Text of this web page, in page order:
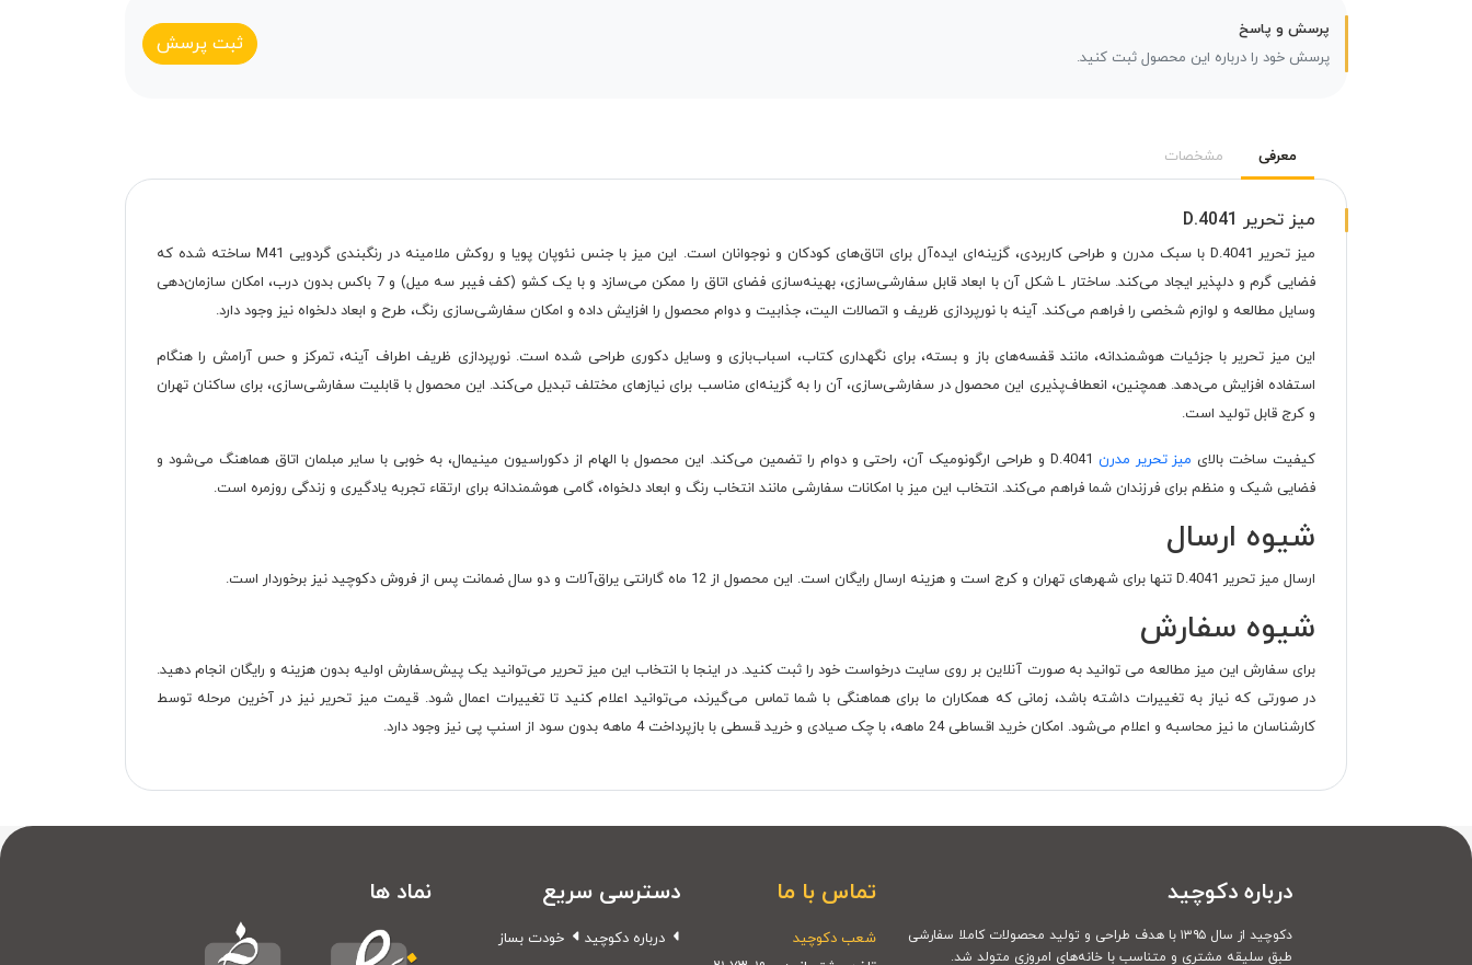
پرسش و پاسخ
پرسش خود را درباره این محصول ثبت کنید.
ثبت پرسش
معرفی مشخصات
میز تحریر D.4041
میز تحریر D.4041 با سبک مدرن و طراحی کاربردی، گزینه‌ای ایده‌آل برای اتاق‌های کودکان و نوجوانان است. این میز با جنس نئوپان پویا و روکش ملامینه در رنگبندی گردویی M41 ساخته شده که
فضایی گرم و دلپذیر ایجاد می‌کند. ساختار L شکل آن با ابعاد قابل سفارشی‌سازی، بهینه‌سازی فضای اتاق را ممکن می‌سازد و با یک کشو (کف فیبر سه میل) و 7 باکس بدون درب، امکان سازمان‌دهی
وسایل مطالعه و لوازم شخصی را فراهم می‌کند. آینه با نورپردازی ظریف و اتصالات الیت، جذابیت و دوام محصول را افزایش داده و امکان سفارشی‌سازی رنگ، طرح و ابعاد دلخواه نیز وجود دارد.
این میز تحریر با جزئیات هوشمندانه، مانند قفسه‌های باز و بسته، برای نگهداری کتاب، اسباب‌بازی و وسایل دکوری طراحی شده است. نورپردازی ظریف اطراف آینه، تمرکز و حس آرامش را هنگام
استفاده افزایش می‌دهد. همچنین، انعطاف‌پذیری این محصول در سفارشی‌سازی، آن را به گزینه‌ای مناسب برای نیازهای مختلف تبدیل می‌کند. این محصول با قابلیت سفارشی‌سازی، برای ساکنان تهران
و کرج قابل تولید است.
کیفیت ساخت بالای میز تحریر مدرن
D.4041 و طراحی ارگونومیک آن، راحتی و دوام را تضمین می‌کند. این محصول با الهام از دکوراسیون مینیمال، به خوبی با سایر مبلمان اتاق هماهنگ می‌شود و
فضایی شیک و منظم برای فرزندان شما فراهم می‌کند. انتخاب این میز با امکانات سفارشی مانند انتخاب رنگ و ابعاد دلخواه، گامی هوشمندانه برای ارتقاء تجربه یادگیری و زندگی روزمره است.
شیوه ارسال
ارسال میز تحریر D.4041 تنها برای شهرهای تهران و کرج است و هزینه ارسال رایگان است. این محصول از 12 ماه گارانتی یراق‌آلات و دو سال ضمانت پس از فروش دکوچید نیز برخوردار است.
شیوه سفارش
برای سفارش این میز مطالعه می توانید به صورت آنلاین بر روی سایت درخواست خود را ثبت کنید. در اینجا با انتخاب این میز تحریر می‌توانید یک پیش‌سفارش اولیه بدون هزینه و رایگان انجام دهید.
در صورتی که نیاز به تغییرات داشته باشد، زمانی که همکاران ما برای هماهنگی با شما تماس می‌گیرند، می‌توانید اعلام کنید تا تغییرات اعمال شود. قیمت میز تحریر نیز در آخرین مرحله توسط
کارشناسان ما نیز محاسبه و اعلام می‌شود. امکان خرید اقساطی 24 ماهه، با چک صیادی و خرید قسطی با بازپرداخت 4 ماهه بدون سود از اسنپ پی نیز وجود دارد.
درباره دکوچید
دکوچید از سال ۱۳۹۵ با هدف طراحی و تولید محصولات کاملا سفارشی
طبق سلیقه مشتری و متناسب با خانه‌های امروزی متولد شد.
تماس با ما
شعب دکوچید
دسترسی سریع
درباره دکوچید خودت بساز
نماد ها